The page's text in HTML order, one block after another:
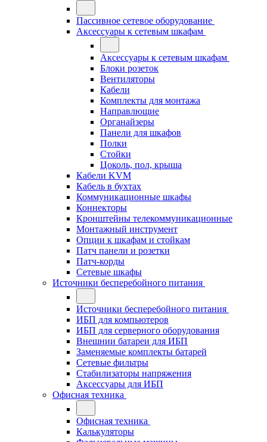
Пассивное сетевое оборудование
Аксессуары к сетевым шкафам
Аксессуары к сетевым шкафам
Блоки розеток
Вентиляторы
Кабели
Комплекты для монтажа
Направлющие
Органайзеры
Панели для шкафов
Полки
Стойки
Цоколь, пол, крыша
Кабели KVM
Кабель в бухтах
Коммуникационные шкафы
Коннекторы
Кронштейны телекоммуникационные
Монтажный инструмент
Опции к шкафам и стойкам
Патч панели и розетки
Патч-корды
Сетевые шкафы
Источники бесперебойного питания
Источники бесперебойного питания
ИБП для компьютеров
ИБП для серверного оборудования
Внешнии батареи для ИБП
Заменяемые комплекты батарей
Сетевые фильтры
Стабилизаторы напряжения
Аксессуары для ИБП
Офисная техника
Офисная техника
Калькуляторы